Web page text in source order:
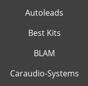
Autoleads
Best Kits
BLAM
Caraudio-Systems